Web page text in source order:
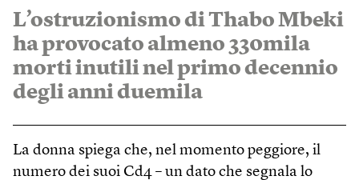
L’ostruzionismo di Thabo Mbeki
ha provocato almeno 330mila
morti inutili nel primo decennio
degli anni duemila
La donna spiega che, nel momento peggiore, il
numero dei suoi Cd4 – un dato che segnala lo